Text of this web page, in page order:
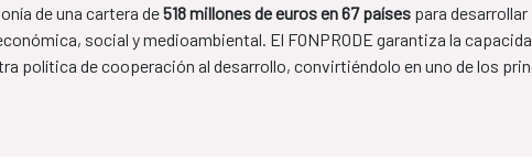
de una cartera de518 millones de euros en 67 países para
social y medioambiental. El FONPRODE garantiza la
política de cooperación al desarrollo, convirtiéndolo en uno de los